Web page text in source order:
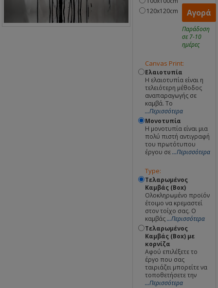
120x120cm
Αγορά
Παράδοση
σε 7-10
ημέρες
Canvas Print:
Ελαιοτυπία
Η ελαιοτυπία είναι η
τελειότερη μέθοδος
αναπαραγωγής σε
καμβά. Το
...Περισσότερα
Μονοτυπία
Η μονοτυπία είναι μια
πολύ πιστή αντιγραφή
του πρωτότυπου
έργου σε...Περισσότερα
Type:
Τελαρωμένος
Καμβάς (Box)
Ολοκληρωμένο προϊόν
έτοιμο να κρεμαστεί
στον τοίχο σας. Ο
καμβάς...Περισσότερα
Τελαρωμένος
Καμβάς (Box) με
κορνίζα
Αφού επιλέξετε το
έργο που σας
ταιριάζει μπορείτε να
τοποθετήσετε την
...Περισσότερα